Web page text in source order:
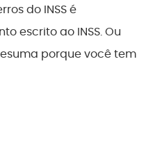
do INSS é
escrito ao INSS. Ou
porque você tem